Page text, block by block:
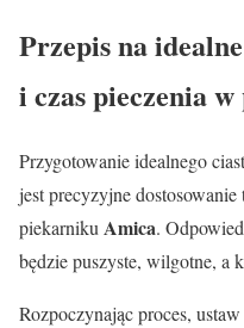
Przepis na
i czas pieczenia
Przygotowanie idealnego
jest precyzyjne
piekarniku Amica.
będzie puszyste, wilgotne, a
Rozpoczynając proces, ustaw